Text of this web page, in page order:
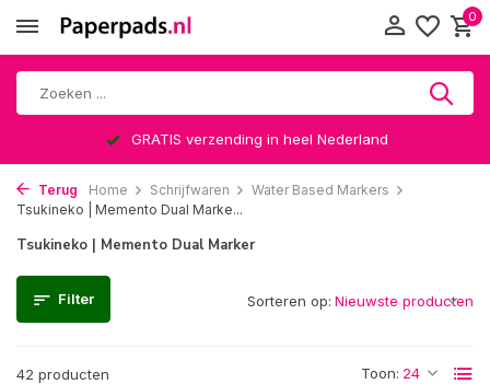
0
GRATIS verzending in heel Nederland
Terug Home Schrijfwaren
Water Based Markers
Tsukineko | Memento Dual Marke...
Tsukineko | Memento Dual Marker
Filter
42 producten Toon:
Sorteren op: